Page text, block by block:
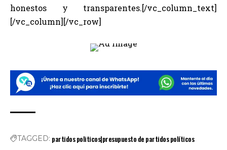
honestos y transparentes.[/vc_column_text]
[/vc_column][/vc_row]
TAGGED: partidos politicos|presupuesto de partidos políticos